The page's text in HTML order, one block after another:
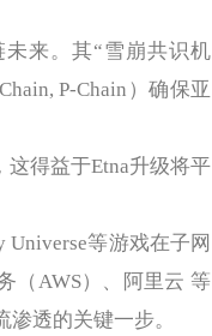
来。其“雪崩共识机
P-Chain）确保亚
得益于Etna升级将平
等游戏在子网
（AWS）、阿里云 等
透的关键一步。